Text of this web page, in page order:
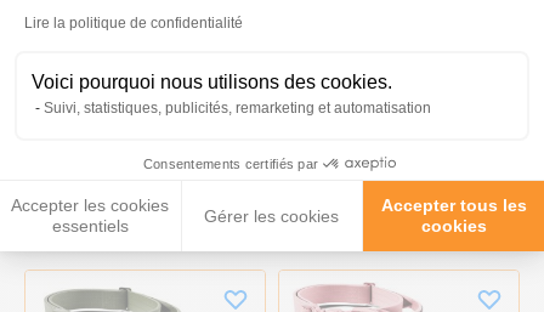
Lire la politique de confidentialité
Voici pourquoi nous utilisons des cookies.
Suivi, statistiques, publicités, remarketing et automatisation
Consentements certifiés par
Accepter les cookies
essentiels
Gérer les cookies
Accepter tous les
cookies
-10%
Kit chien laisse Lighter Swivel
Combat et collier Lighter
taille S - BullyBillows
69,28 €
Combat et collier Lighter
taille M - BullyBillows
69,28 €